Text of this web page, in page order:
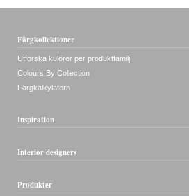
Färgkollektioner
Utforska kulörer per produktfamilj
Colours By Collection
Färgkalkylatorn
Inspiration
Interior designers
Produkter